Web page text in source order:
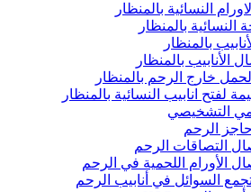
النسائية بالمنظار
النسائية بالمنظار
بالمنظار
الأنابيب بالمنظار
خارج الرحم بالمنظار
لفتح انابيب النسائية بالمنظار
التشخيصي
حاجز الرحم
التصاقات الرحم
الأورام اللحمية في الرحم
تجمع السوائل في أنابيب الرحم